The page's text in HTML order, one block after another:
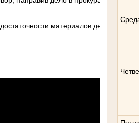
материалов дела для